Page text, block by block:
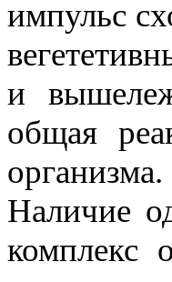
импульс
и
общая
организма.
Наличие
комплекс